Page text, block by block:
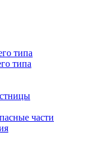
типа
типа
части